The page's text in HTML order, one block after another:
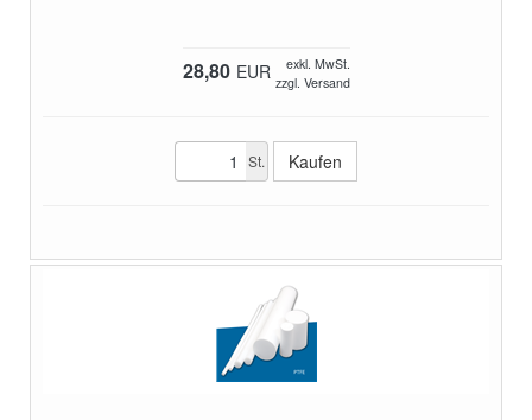
28,80 EUR
exkl. MwSt.
zzgl. Versand
St.